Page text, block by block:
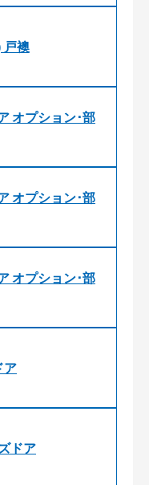
襖
オプション･部
オプション･部
オプション･部
ア
ドア